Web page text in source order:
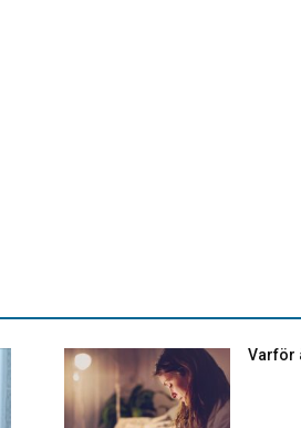
Varför